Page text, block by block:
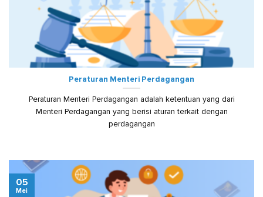
Peraturan Menteri Perdagangan
Peraturan Menteri Perdagangan adalah ketentuan yang dari
Menteri Perdagangan yang berisi aturan terkait dengan
perdagangan
05
Mei